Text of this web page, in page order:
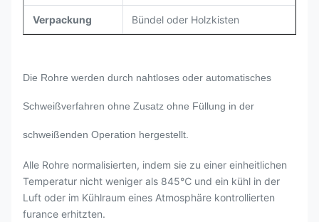
Verpackung Bündel oder Holzkisten
Die Rohre werden durch nahtloses oder automatisches
Schweißverfahren ohne Zusatz ohne Füllung in der
schweißenden Operation hergestellt.
Alle Rohre normalisierten, indem sie zu einer einheitlichen
Temperatur nicht weniger als 845℃ und ein kühl in der
Luft oder im Kühlraum eines Atmosphäre kontrollierten
furance erhitzten.